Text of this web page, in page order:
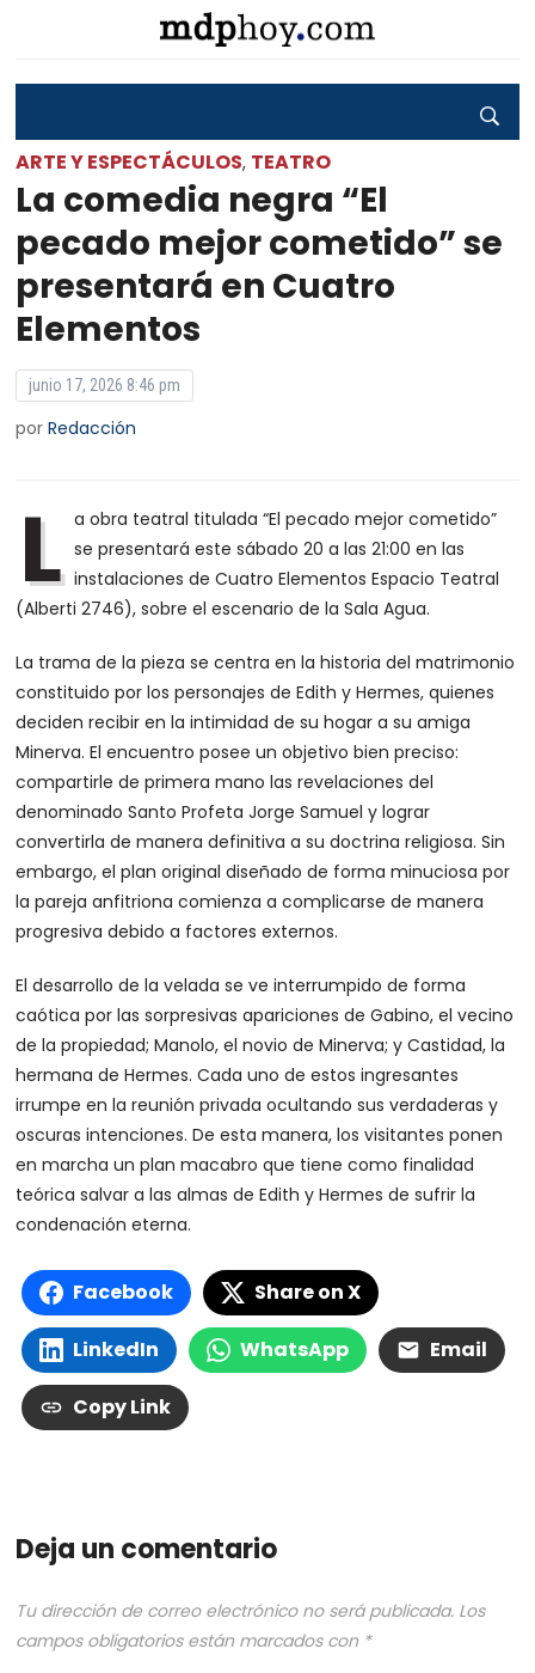
ARTE Y ESPECTÁCULOS, TEATRO
La comedia negra “El
pecado mejor cometido” se
presentará en Cuatro
Elementos
junio 17, 2026 8:46 pm
porRedacción
L a obra teatral titulada “El pecado mejor cometido”
se presentará este sábado 20 a las 21:00 en las
instalaciones de Cuatro Elementos Espacio Teatral
(Alberti 2746), sobre el escenario de la Sala Agua.
La trama de la pieza se centra en la historia del matrimonio
constituido por los personajes de Edith y Hermes, quienes
deciden recibir en la intimidad de su hogar a su amiga
Minerva. El encuentro posee un objetivo bien preciso:
compartirle de primera mano las revelaciones del
denominado Santo Profeta Jorge Samuel y lograr
convertirla de manera definitiva a su doctrina religiosa. Sin
embargo, el plan original diseñado de forma minuciosa por
la pareja anfitriona comienza a complicarse de manera
progresiva debido a factores externos.
El desarrollo de la velada se ve interrumpido de forma
caótica por las sorpresivas apariciones de Gabino, el vecino
de la propiedad; Manolo, el novio de Minerva; y Castidad, la
hermana de Hermes. Cada uno de estos ingresantes
irrumpe en la reunión privada ocultando sus verdaderas y
oscuras intenciones. De esta manera, los visitantes ponen
en marcha un plan macabro que tiene como finalidad
teórica salvar a las almas de Edith y Hermes de sufrir la
condenación eterna.
Facebook Share on X
LinkedIn WhatsApp Email
Copy Link
Deja un comentario
Tu dirección de correo electrónico no será publicada. Los
campos obligatorios están marcados con *